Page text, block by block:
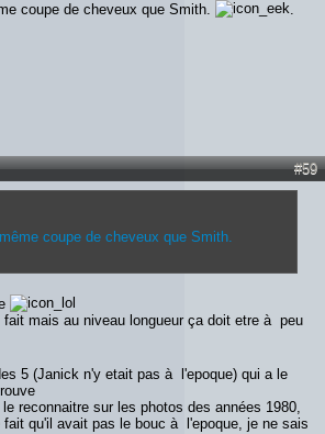
coupe de cheveux que Smith. .
#59
coupe de cheveux que Smith.
mais au niveau longueur ça doit etre à peu
5 (Janick n'y etait pas à l'epoque) qui a le
reconnaitre sur les photos des années 1980,
fait qu'il avait pas le bouc à l'epoque, je ne sais